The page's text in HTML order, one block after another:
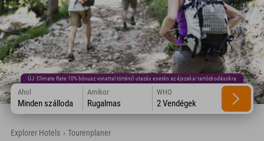
ÚJ: Climate Rate 10% bónusz vonattal történő utazás esetén az éjszakai tartózkodásokra
Ahol
Minden szálloda
Amikor
Rugalmas
WHO
2 Vendégek
Explorer Hotels › Tourenplaner